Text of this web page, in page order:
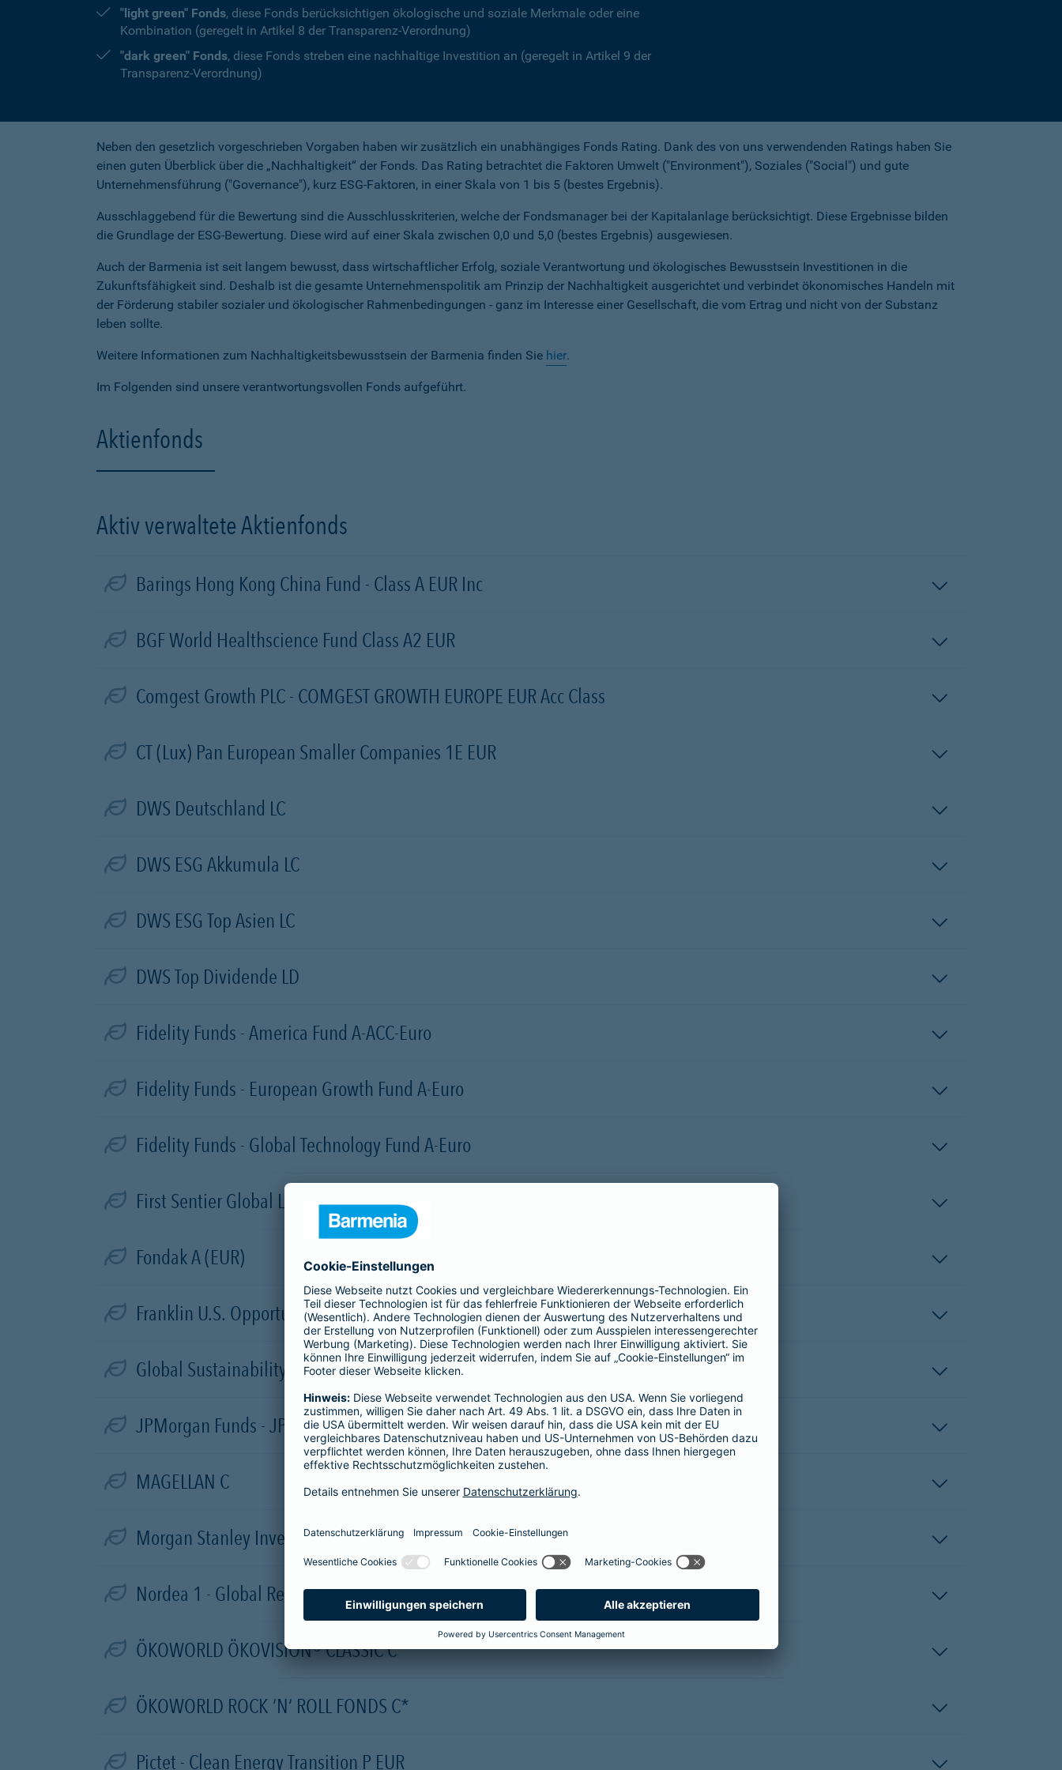
"light green" Fonds, diese Fonds berücksichtigen ökologische und soziale Merkmale oder eine
Kombination (geregelt in Artikel 8 der Transparenz-Verordnung)
"dark green" Fonds, diese Fonds streben eine nachhaltige Investition an (geregelt in Artikel 9 der
Transparenz-Verordnung)
Neben den gesetzlich vorgeschrieben Vorgaben haben wir zusätzlich ein unabhängiges Fonds Rating. Dank des von uns verwendenden Ratings haben Sie
einen guten Überblick über die „Nachhaltigkeit“ der Fonds. Das Rating betrachtet die Faktoren Umwelt ("Environment"), Soziales ("Social") und gute
Unternehmensführung ("Governance"), kurz ESG-Faktoren, in einer Skala von 1 bis 5 (bestes Ergebnis).
Ausschlaggebend für die Bewertung sind die Ausschlusskriterien, welche der Fondsmanager bei der Kapitalanlage berücksichtigt. Diese Ergebnisse bilden
die Grundlage der ESG-Bewertung. Diese wird auf einer Skala zwischen 0,0 und 5,0 (bestes Ergebnis) ausgewiesen.
Auch der Barmenia ist seit langem bewusst, dass wirtschaftlicher Erfolg, soziale Verantwortung und ökologisches Bewusstsein Investitionen in die
Zukunftsfähigkeit sind. Deshalb ist die gesamte Unternehmenspolitik am Prinzip der Nachhaltigkeit ausgerichtet und verbindet ökonomisches Handeln mit
der Förderung stabiler sozialer und ökologischer Rahmenbedingungen - ganz im Interesse einer Gesellschaft, die vom Ertrag und nicht von der Substanz
leben sollte.
Weitere Informationen zum Nachhaltigkeitsbewusstsein der Barmenia finden Sie hier.
Im Folgenden sind unsere verantwortungsvollen Fonds aufgeführt.
Aktienfonds
Aktiv verwaltete Aktienfonds
Barings Hong Kong China Fund - Class A EUR Inc
BGF World Healthscience Fund Class A2 EUR
Comgest Growth PLC - COMGEST GROWTH EUROPE EUR Acc Class
CT (Lux) Pan European Smaller Companies 1E EUR
DWS Deutschland LC
DWS ESG Akkumula LC
DWS ESG Top Asien LC
DWS Top Dividende LD
Fidelity Funds - America Fund A-ACC-Euro
Fidelity Funds - European Growth Fund A-Euro
Fidelity Funds - Global Technology Fund A-Euro
First Sentier Global Listed Infrastructure Fund Class I (Accumulation) EUR
Fondak A (EUR)
Franklin U.S. Opportunities Fund-A (acc) EUR
Global Sustainability Core Equity Fund (EUR, Acc.)
JPMorgan Funds - JPM Emerging Markets Equity A (acc) - EUR
MAGELLAN C
Morgan Stanley Investment Funds - Global Opportunity Fund AH (EUR)
Nordea 1 - Global Real Estate Fund BP - EUR
ÖKOWORLD ÖKOVISION® CLASSIC C*
ÖKOWORLD ROCK ‘N‘ ROLL FONDS C*
Pictet - Clean Energy Transition P EUR